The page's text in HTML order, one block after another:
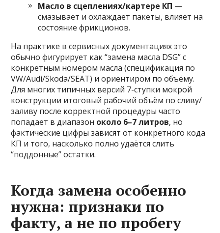
Масло в сцеплениях/картере КП —
смазывает и охлаждает пакеты, влияет на
состояние фрикционов.
На практике в сервисных документациях это
обычно фигурирует как “замена масла DSG” с
конкретным номером масла (спецификация по
VW/Audi/Skoda/SEAT) и ориентиром по объёму.
Для многих типичных версий 7-ступки мокрой
конструкции итоговый рабочий объём по сливу/
заливу после корректной процедуры часто
попадает в диапазон около 6–7 литров, но
фактические цифры зависят от конкретного кода
КП и того, насколько полно удаётся слить
“поддонные” остатки.
Когда замена особенно
нужна: признаки по
факту, а не по пробегу